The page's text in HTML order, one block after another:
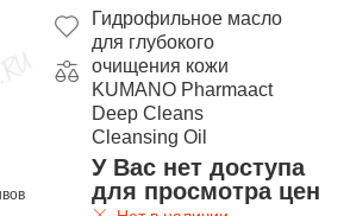
умывания
масло
умывания
для лица Мыло для умывания
Корейский пилинг
Гидрофильное масло
для глубокого
очищения кожи
KUMANO Pharmaact
Deep Cleans
Cleansing Oil
У Вас нет доступа
для просмотра цен